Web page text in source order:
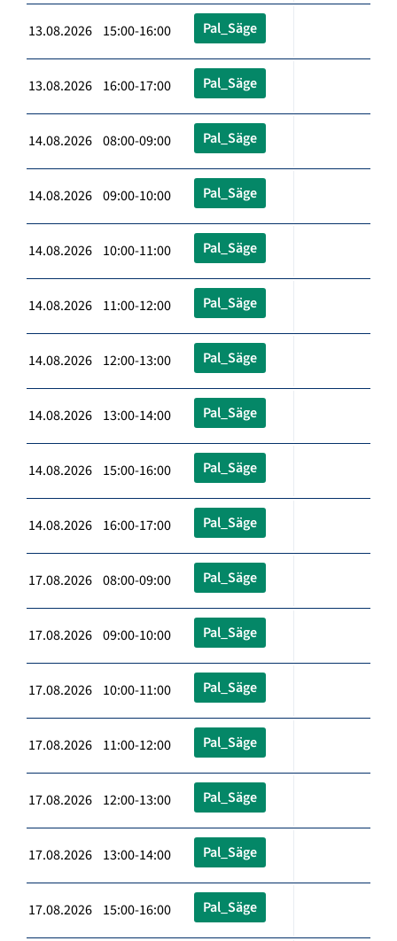
13.08.2026 15:00-16:00 Pal_Säge
13.08.2026 16:00-17:00 Pal_Säge
14.08.2026 08:00-09:00 Pal_Säge
14.08.2026 09:00-10:00 Pal_Säge
14.08.2026 10:00-11:00 Pal_Säge
14.08.2026 11:00-12:00 Pal_Säge
14.08.2026 12:00-13:00 Pal_Säge
14.08.2026 13:00-14:00 Pal_Säge
14.08.2026 15:00-16:00 Pal_Säge
14.08.2026 16:00-17:00 Pal_Säge
17.08.2026 08:00-09:00 Pal_Säge
17.08.2026 09:00-10:00 Pal_Säge
17.08.2026 10:00-11:00 Pal_Säge
17.08.2026 11:00-12:00 Pal_Säge
17.08.2026 12:00-13:00 Pal_Säge
17.08.2026 13:00-14:00 Pal_Säge
17.08.2026 15:00-16:00 Pal_Säge